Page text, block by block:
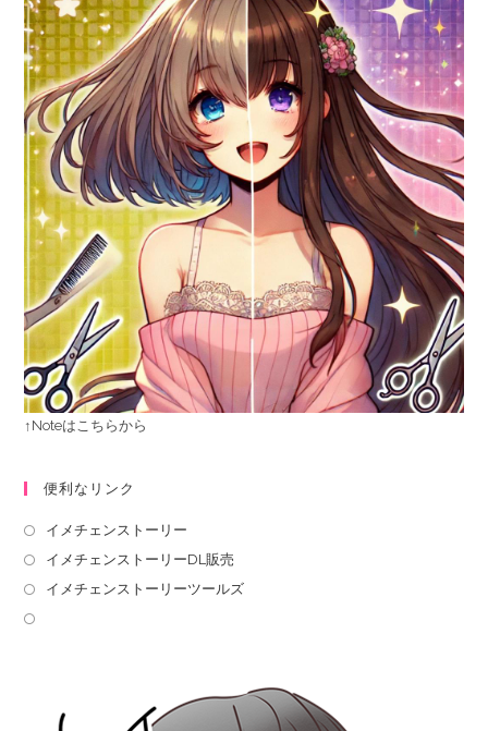
↑Noteはこちらから
便利なリンク
イメチェンストーリー
イメチェンストーリーDL販売
イメチェンストーリーツールズ